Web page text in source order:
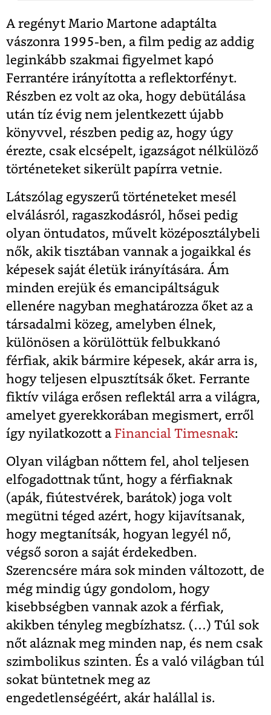
A regényt Mario Martone adaptálta
vászonra 1995-ben, a film pedig az addig
leginkább szakmai figyelmet kapó
Ferrantére irányította a reflektorfényt.
Részben ez volt az oka, hogy debütálása
után tíz évig nem jelentkezett újabb
könyvvel, részben pedig az, hogy úgy
érezte, csak elcsépelt, igazságot nélkülöző
történeteket sikerült papírra vetnie.
Látszólag egyszerű történeteket mesél
elválásról, ragaszkodásról, hősei pedig
olyan öntudatos, művelt középosztálybeli
nők, akik tisztában vannak a jogaikkal és
képesek saját életük irányítására. Ám
minden erejük és emancipáltságuk
ellenére nagyban meghatározza őket az a
társadalmi közeg, amelyben élnek,
különösen a körülöttük felbukkanó
férfiak, akik bármire képesek, akár arra is,
hogy teljesen elpusztítsák őket. Ferrante
fiktív világa erősen reflektál arra a világra,
amelyet gyerekkorában megismert, erről
így nyilatkozott aFinancial Timesnak:
Olyan világban nőttem fel, ahol teljesen
elfogadottnak tűnt, hogy a férfiaknak
(apák, fiútestvérek, barátok) joga volt
megütni téged azért, hogy kijavítsanak,
hogy megtanítsák, hogyan legyél nő,
végső soron a saját érdekedben.
Szerencsére mára sok minden változott, de
még mindig úgy gondolom, hogy
kisebbségben vannak azok a férfiak,
akikben tényleg megbízhatsz. (…) Túl sok
nőt aláznak meg minden nap, és nem csak
szimbolikus szinten. És a való világban túl
sokat büntetnek meg az
engedetlenségéért, akár halállal is.